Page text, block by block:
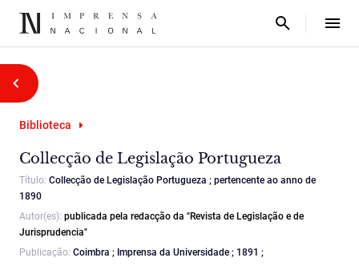
Biblioteca
Collecção de Legislação Portugueza
Título: Collecção de Legislação Portugueza ; pertencente ao anno de
1890
Autor(es): publicada pela redacção da "Revista de Legislação e de
Jurisprudencia"
Publicação: Coimbra ; Imprensa da Universidade ; 1891 ;